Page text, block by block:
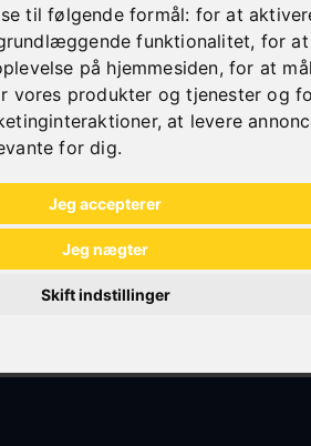
til følgende formål: for at
funktionalitet, for at
på hjemmesiden,for at
vores produkter og tjenester og
,at levere
for dig.
Jeg accepterer
Jeg nægter
Skift indstillinger
Out of Stock